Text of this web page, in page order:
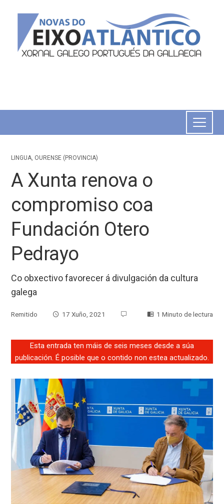
LINGUA, OURENSE (PROVINCIA)
A Xunta renova o
compromiso coa
Fundación Otero
Pedrayo
Co obxectivo favorecer á divulgación da cultura
galega
Remitido 17 Xuño, 2021 1 Minuto de lectura
Esta entrada ten máis de seis meses desde a súa
publicación. É posible que o contido non estea actualizado.